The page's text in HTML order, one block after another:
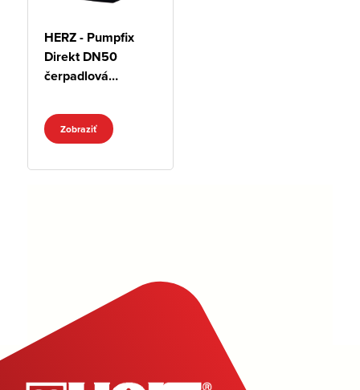
HERZ - Pumpfix
Direkt DN50
čerpadlová
Zobraziť